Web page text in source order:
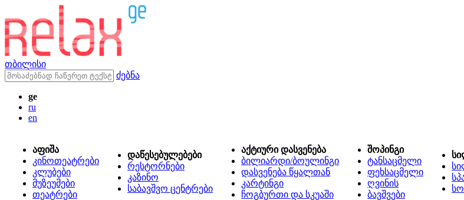
თბილისი
ძებნა
ge
ru
en
აფიშა
კინოთეატრები
კლუბები
მუზეუმები
თეატრები
დაწესებულებები
რესტორნები
კაზინო
საბავშვო ცენტრები
აქტიური დასვენება
ბილიარდი/ბოულინგი
დასვენება წყალთან
კარტინგი
ჩოგბურთი და სკუაში
შოპინგი
ტანსაცმელი
ფეხსაცმელი
ღვინის
ბავშვები